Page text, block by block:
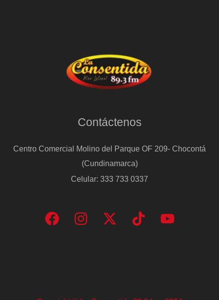
Contáctenos
Centro Comercial Molino del Parque OF 209- Chocontá
(Cundinamarca)
Celular: 333 733 0337